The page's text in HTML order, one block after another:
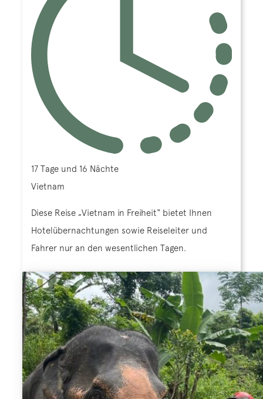
17 Tage und 16 Nächte
Vietnam
Diese Reise „Vietnam in Freiheit“ bietet Ihnen
Hotelübernachtungen sowie Reiseleiter und
Fahrer nur an den wesentlichen Tagen.